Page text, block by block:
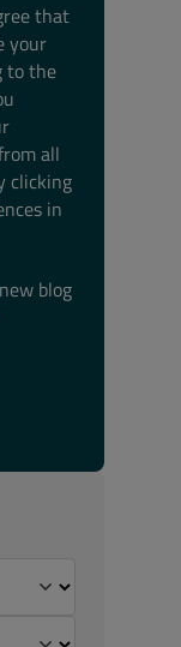
that
your
to the
all
clicking
in
blog